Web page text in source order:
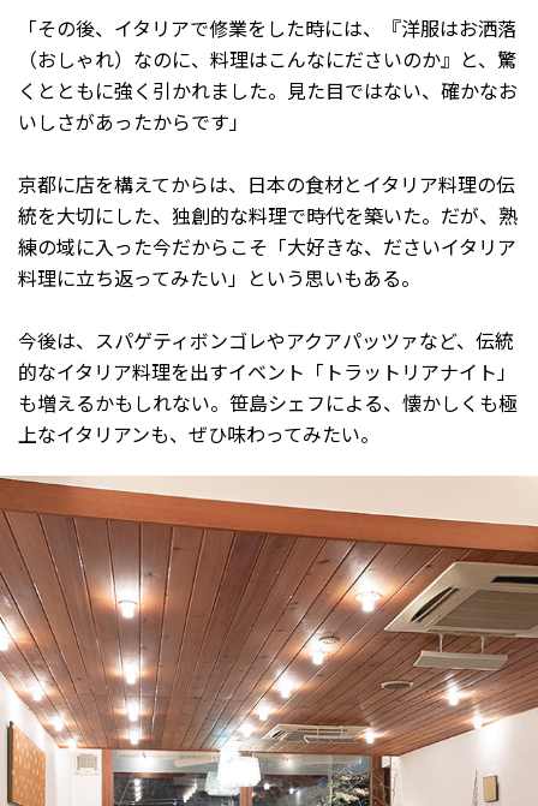
「その後、イタリアで修業をした時には、『洋服はお洒落
（おしゃれ）なのに、料理はこんなにださいのか』と、驚
くとともに強く引かれました。見た目ではない、確かなお
いしさがあったからです」
京都に店を構えてからは、日本の食材とイタリア料理の伝
統を大切にした、独創的な料理で時代を築いた。だが、熟
練の域に入った今だからこそ「大好きな、ださいイタリア
料理に立ち返ってみたい」という思いもある。
今後は、スパゲティボンゴレやアクアパッツァなど、伝統
的なイタリア料理を出すイベント「トラットリアナイト」
も増えるかもしれない。笹島シェフによる、懐かしくも極
上なイタリアンも、ぜひ味わってみたい。